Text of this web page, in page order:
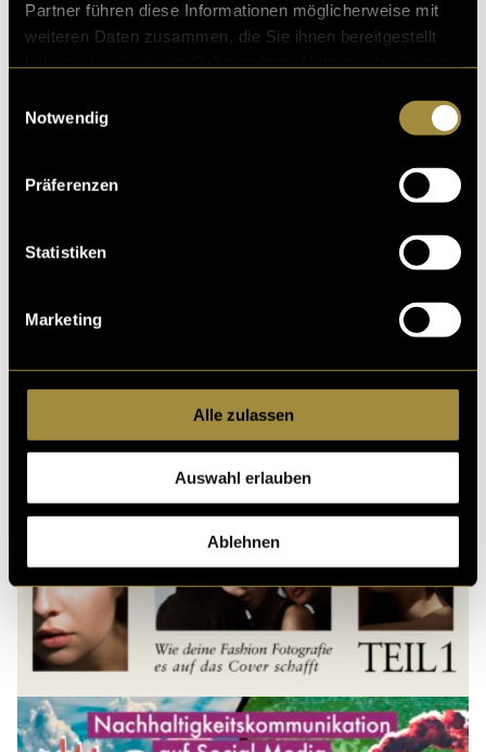
Partner führen diese Informationen möglicherweise mit
weiteren Daten zusammen, die Sie ihnen bereitgestellt
Notwendig
Präferenzen
Statistiken
Marketing
Alle zulassen
Auswahl erlauben
Ablehnen
Bitte akzeptiere die
Cookies um
Ähnliche Artikel